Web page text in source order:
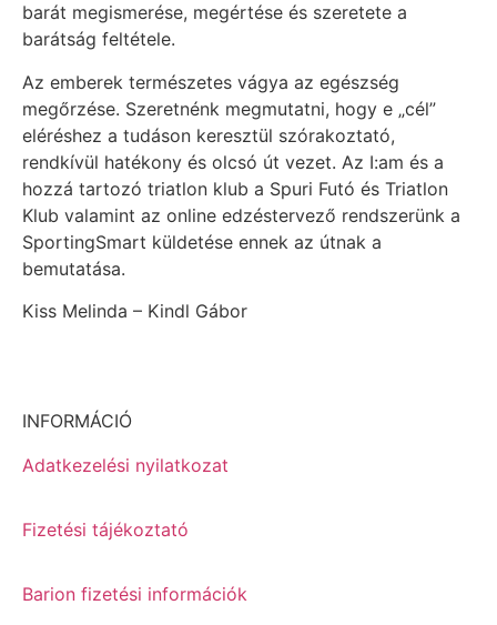
barát megismerése, megértése és szeretete a
barátság feltétele.
Az emberek természetes vágya az egészség
megőrzése. Szeretnénk megmutatni, hogy e „cél”
eléréshez a tudáson keresztül szórakoztató,
rendkívül hatékony és olcsó út vezet. Az I:am és a
hozzá tartozó triatlon klub a Spuri Futó és Triatlon
Klub valamint az online edzéstervező rendszerünk a
SportingSmart küldetése ennek az útnak a
bemutatása.
Kiss Melinda – Kindl Gábor
INFORMÁCIÓ
Adatkezelési nyilatkozat
Fizetési tájékoztató
Barion fizetési információk